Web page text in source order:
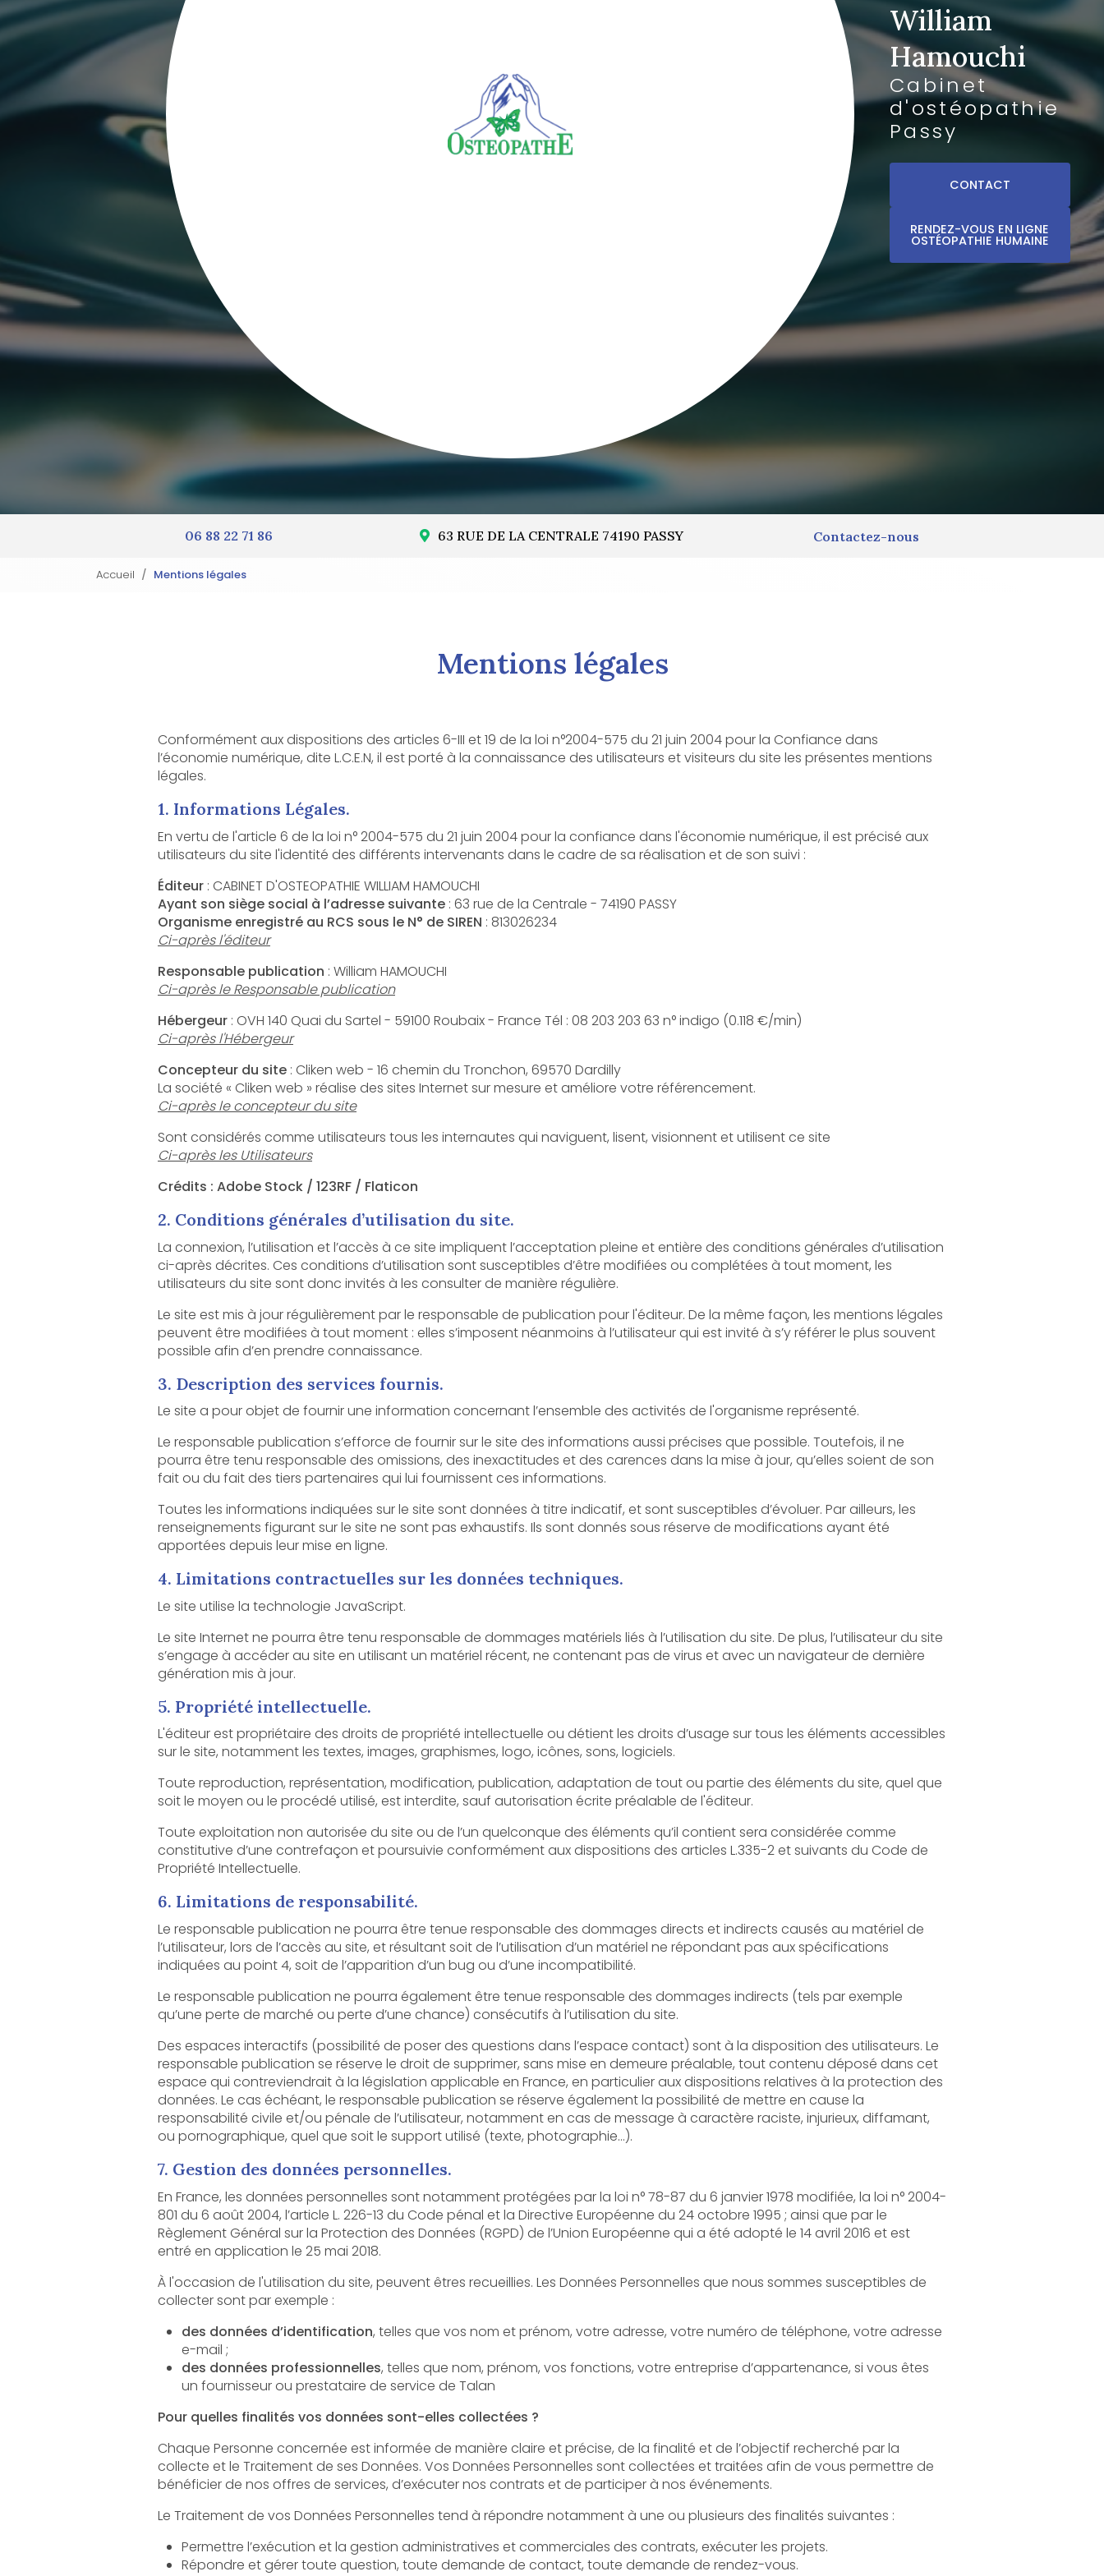
William
Hamouchi
Cabinet
d'ostéopathie
Passy
CONTACT
RENDEZ-VOUS EN LIGNE
OSTÉOPATHIE HUMAINE
06 88 22 71 86 63 RUE DE LA CENTRALE 74190 PASSY Contactez-nous
Accueil Mentions légales
Mentions légales
Conformément aux dispositions des articles 6-III et 19 de la loi n°2004-575 du 21 juin 2004 pour la Confiance dans
l’économie numérique, dite L.C.E.N, il est porté à la connaissance des utilisateurs et visiteurs du site les présentes mentions
légales.
1. Informations Légales.
En vertu de l'article 6 de la loi n° 2004-575 du 21 juin 2004 pour la confiance dans l'économie numérique, il est précisé aux
utilisateurs du site l'identité des différents intervenants dans le cadre de sa réalisation et de son suivi :
Éditeur : CABINET D'OSTEOPATHIE WILLIAM HAMOUCHI
Ayant son siège social à l’adresse suivante : 63 rue de la Centrale - 74190 PASSY
Organisme enregistré au RCS sous le N° de SIREN : 813026234
Ci-après l'éditeur
Responsable publication : William HAMOUCHI
Ci-après le Responsable publication
Hébergeur
: OVH 140 Quai du Sartel - 59100 Roubaix - France Tél : 08 203 203 63 n° indigo (0.118 €/min)
Ci-après l'Hébergeur
Concepteur du site : Cliken web - 16 chemin du Tronchon, 69570 Dardilly
La société « Cliken web » réalise des sites Internet sur mesure et améliore votre référencement.
Ci-après le concepteur du site
Sont considérés comme utilisateurs tous les internautes qui naviguent, lisent, visionnent et utilisent ce site
Ci-après les Utilisateurs
Crédits : Adobe Stock / 123RF / Flaticon
2. Conditions générales d’utilisation du site.
La connexion, l’utilisation et l’accès à ce site impliquent l’acceptation pleine et entière des conditions générales d’utilisation
ci-après décrites. Ces conditions d’utilisation sont susceptibles d’être modifiées ou complétées à tout moment, les
utilisateurs du site sont donc invités à les consulter de manière régulière.
Le site est mis à jour régulièrement par le responsable de publication pour l'éditeur. De la même façon, les mentions légales
peuvent être modifiées à tout moment : elles s’imposent néanmoins à l’utilisateur qui est invité à s’y référer le plus souvent
possible afin d’en prendre connaissance.
3. Description des services fournis.
Le site a pour objet de fournir une information concernant l’ensemble des activités de l'organisme représenté.
Le responsable publication s’efforce de fournir sur le site des informations aussi précises que possible. Toutefois, il ne
pourra être tenu responsable des omissions, des inexactitudes et des carences dans la mise à jour, qu’elles soient de son
fait ou du fait des tiers partenaires qui lui fournissent ces informations.
Toutes les informations indiquées sur le site sont données à titre indicatif, et sont susceptibles d’évoluer. Par ailleurs, les
renseignements figurant sur le site ne sont pas exhaustifs. Ils sont donnés sous réserve de modifications ayant été
apportées depuis leur mise en ligne.
4. Limitations contractuelles sur les données techniques.
Le site utilise la technologie JavaScript.
Le site Internet ne pourra être tenu responsable de dommages matériels liés à l’utilisation du site. De plus, l’utilisateur du site
s’engage à accéder au site en utilisant un matériel récent, ne contenant pas de virus et avec un navigateur de dernière
génération mis à jour.
5. Propriété intellectuelle.
L'éditeur est propriétaire des droits de propriété intellectuelle ou détient les droits d’usage sur tous les éléments accessibles
sur le site, notamment les textes, images, graphismes, logo, icônes, sons, logiciels.
Toute reproduction, représentation, modification, publication, adaptation de tout ou partie des éléments du site, quel que
soit le moyen ou le procédé utilisé, est interdite, sauf autorisation écrite préalable de l'éditeur.
Toute exploitation non autorisée du site ou de l’un quelconque des éléments qu’il contient sera considérée comme
constitutive d’une contrefaçon et poursuivie conformément aux dispositions des articles L.335-2 et suivants du Code de
Propriété Intellectuelle.
6. Limitations de responsabilité.
Le responsable publication ne pourra être tenue responsable des dommages directs et indirects causés au matériel de
l’utilisateur, lors de l’accès au site, et résultant soit de l’utilisation d’un matériel ne répondant pas aux spécifications
indiquées au point 4, soit de l’apparition d’un bug ou d’une incompatibilité.
Le responsable publication ne pourra également être tenue responsable des dommages indirects (tels par exemple
qu’une perte de marché ou perte d’une chance) consécutifs à l’utilisation du site.
Des espaces interactifs (possibilité de poser des questions dans l’espace contact) sont à la disposition des utilisateurs. Le
responsable publication se réserve le droit de supprimer, sans mise en demeure préalable, tout contenu déposé dans cet
espace qui contreviendrait à la législation applicable en France, en particulier aux dispositions relatives à la protection des
données. Le cas échéant, le responsable publication se réserve également la possibilité de mettre en cause la
responsabilité civile et/ou pénale de l’utilisateur, notamment en cas de message à caractère raciste, injurieux, diffamant,
ou pornographique, quel que soit le support utilisé (texte, photographie…).
7. Gestion des données personnelles.
En France, les données personnelles sont notamment protégées par la loi n° 78-87 du 6 janvier 1978 modifiée, la loi n° 2004-
801 du 6 août 2004, l’article L. 226-13 du Code pénal et la Directive Européenne du 24 octobre 1995 ; ainsi que par le
Règlement Général sur la Protection des Données (RGPD) de l’Union Européenne qui a été adopté le 14 avril 2016 et est
entré en application le 25 mai 2018.
À l'occasion de l'utilisation du site, peuvent êtres recueillies. Les Données Personnelles que nous sommes susceptibles de
collecter sont par exemple :
des données d’identification, telles que vos nom et prénom, votre adresse, votre numéro de téléphone, votre adresse
e-mail ;
des données professionnelles, telles que nom, prénom, vos fonctions, votre entreprise d’appartenance, si vous êtes
un fournisseur ou prestataire de service de Talan
Pour quelles finalités vos données sont-elles collectées ?
Chaque Personne concernée est informée de manière claire et précise, de la finalité et de l’objectif recherché par la
collecte et le Traitement de ses Données. Vos Données Personnelles sont collectées et traitées afin de vous permettre de
bénéficier de nos offres de services, d’exécuter nos contrats et de participer à nos événements.
Le Traitement de vos Données Personnelles tend à répondre notamment à une ou plusieurs des finalités suivantes :
Permettre l’exécution et la gestion administratives et commerciales des contrats, exécuter les projets.
Répondre et gérer toute question, toute demande de contact, toute demande de rendez-vous.